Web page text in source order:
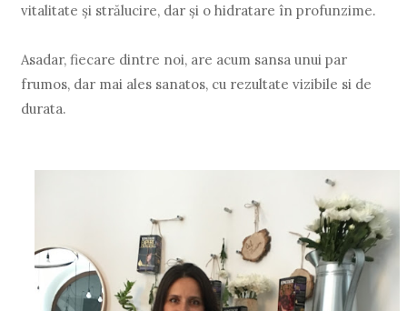
vitalitate și strălucire, dar și o hidratare în profunzime.
Asadar, fiecare dintre noi, are acum sansa unui par
frumos, dar mai ales sanatos, cu rezultate vizibile si de
durata.